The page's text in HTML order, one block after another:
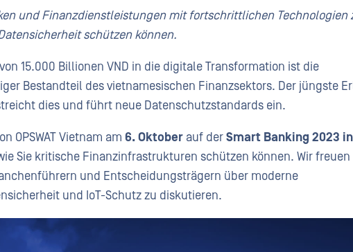
und Finanzdienstleistungen mit fortschrittlichen Technologien
schützen können.
15.000 Billionen VND in die digitale Transformation ist die
Bestandteil des vietnamesischen Finanzsektors. Der jüngste
dies und führt neue Datenschutzstandards ein.
OPSWAT Vietnam am 6. Oktober auf derSmart Banking 2023 in
Sie kritische Finanzinfrastrukturen schützen können. Wir freuen
und Entscheidungsträgern über moderne
und IoT-Schutz zu diskutieren.